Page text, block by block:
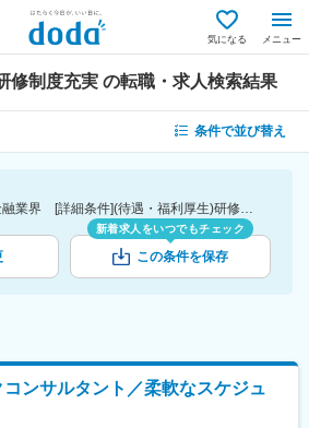
気になる メニュー
修制度充実 の転職・求人検索結果
条件で並び替え
[勤務地]福井県 [業種]金融業界 [詳細条件](待遇・福利厚生)研修制度充実
新着求人をいつでもチェック
この条件を保存
ンサルタント／柔軟なスケジュ